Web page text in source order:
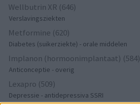
Wellbutrin XR (646)
Verslavingsziekten
Metformine (620)
Diabetes (suikerziekte) - orale middelen
Implanon (hormoonimplantaat) (584)
Anticonceptie - overig
Lexapro (509)
Depressie - antidepressiva SSRI